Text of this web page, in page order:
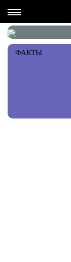
ФАКТЫ